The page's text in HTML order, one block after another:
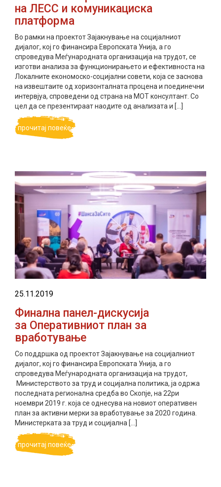
на ЛЕСС и комуникациска
платформа
Во рамки на проектот Зајакнување на социјалниот
дијалог, кој го финансира Европската Унија, а го
спроведува Меѓународната организација на трудот, се
изготви анализа за функционирањето и ефективноста на
Локалните економоско-социјални совети, која се заснова
на извештаите од хоризонталната процена и поединечни
интервјуа, спроведени од страна на МОТ консултант. Со
цел да се презентираат наодите од анализата и […]
прочитај повеќе
25.11.2019
Финална панел-дискусија
за Оперативниот план за
вработување
Со поддршка од проектот Зајакнување на социјалниот
дијалог, кој го финансира Европската Унија, а го
спроведува Меѓународната организација на трудот,
Министерството за труд и социјална политика, ја одржа
последната регионална средба во Скопје, на 22ри
ноември 2019 г. која се однесува на новиот оперативен
план за активни мерки за вработување за 2020 година.
Министерката за труд и социјална […]
прочитај повеќе